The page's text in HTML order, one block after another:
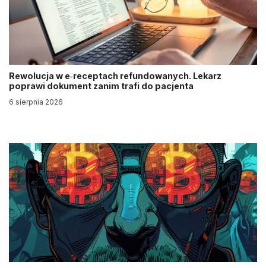
Rewolucja w e‑receptach refundowanych. Lekarz
poprawi dokument zanim trafi do pacjenta
6 sierpnia 2026